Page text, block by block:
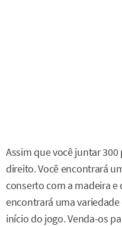
Assim que você juntar
direito. Você encontrará
conserto com a madeira e
encontrará uma
início do jogo. Venda-os